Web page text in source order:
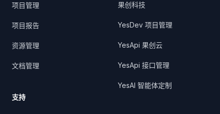
项目管理
项目报告
资源管理
文档管理
支持
果创科技
YesDev 项目管理
YesApi 果创云
YesApi 接口管理
YesAI 智能体定制